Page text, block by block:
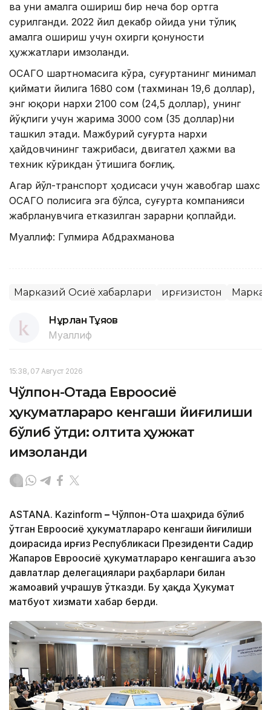
ва уни амалга ошириш бир неча бор ортга
сурилганди. 2022 йил декабр ойида уни тўлиқ
амалга ошириш учун охирги қонуности
ҳужжатлари имзоланди.
ОСАГО шартномасига кўра, суғуртанинг минимал
қиймати йилига 1680 сом (тахминан 19,6 доллар),
энг юқори нархи 2100 сом (24,5 доллар), унинг
йўқлиги учун жарима 3000 сом (35 доллар)ни
ташкил этади. Мажбурий суғурта нархи
ҳайдовчининг тажрибаси, двигател ҳажми ва
техник кўрикдан ўтишига боғлиқ.
Агар йўл-транспорт ҳодисаси учун жавобгар шахс
ОСАГО полисига эга бўлса, суғурта компанияси
жабрланувчига етказилган зарарни қоплайди.
Муаллиф: Гулмира Абдрахманова
Марказий Осиё хабарлари Қирғизистон
Нұрлан Тұяқов
Муаллиф
15:38, 07 Август 2026
Чўлпон-Отада Евроосиё
ҳукуматлараро кенгаши йиғилиши
бўлиб ўтди: олтита ҳужжат
имзоланди
ASTANA. Kazinform – Чўлпон-Ота шаҳрида бўлиб
ўтган Евроосиё ҳукуматлараро кенгаши йиғилиши
доирасида Қирғиз Республикаси Президенти Садир
Жапаров Евроосиё ҳукуматлараро кенгашига аъзо
давлатлар делегациялари раҳбарлари билан
жамоавий учрашув ўтказди. Бу ҳақда Ҳукумат
матбуот хизмати хабар берди.